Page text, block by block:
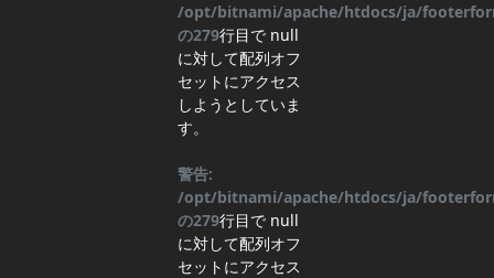
/opt/bitnami/apache/htdocs/ja/
の279行目で null
に対して配列オフ
セットにアクセス
しようとしていま
す。
警告:
/opt/bitnami/apache/htdocs/ja/
の279行目で null
に対して配列オフ
セットにアクセス